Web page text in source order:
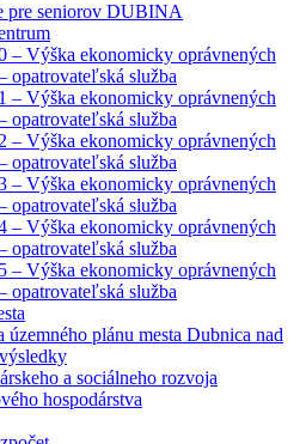
pre seniorov DUBINA
– Výška ekonomicky oprávnených
opatrovateľská služba
– Výška ekonomicky oprávnených
opatrovateľská služba
– Výška ekonomicky oprávnených
opatrovateľská služba
– Výška ekonomicky oprávnených
opatrovateľská služba
– Výška ekonomicky oprávnených
opatrovateľská služba
– Výška ekonomicky oprávnených
opatrovateľská služba
územného plánu mesta Dubnica nad
a sociálneho rozvoja
hospodárstva